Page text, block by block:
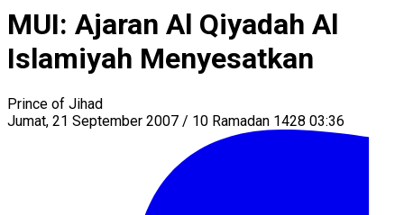
MUI: Ajaran Al Qiyadah Al
Islamiyah Menyesatkan
Prince of Jihad
Jumat, 21 September 2007 / 10 Ramadan 1428 03:36